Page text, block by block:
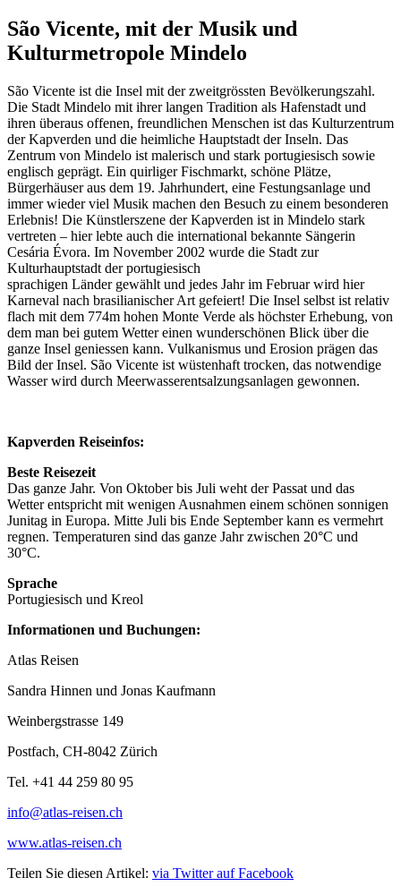
São Vicente, mit der Musik und
Kulturmetropole Mindelo
São Vicente ist die Insel mit der zweitgrössten Bevölkerungszahl.
Die Stadt Mindelo mit ihrer langen Tradition als Hafenstadt und
ihren überaus offenen, freundlichen Menschen ist das Kulturzentrum
der Kapverden und die heimliche Hauptstadt der Inseln. Das
Zentrum von Mindelo ist malerisch und stark portugiesisch sowie
englisch geprägt. Ein quirliger Fischmarkt, schöne Plätze,
Bürgerhäuser aus dem 19. Jahrhundert, eine Festungsanlage und
immer wieder viel Musik machen den Besuch zu einem besonderen
Erlebnis! Die Künstlerszene der Kapverden ist in Mindelo stark
vertreten – hier lebte auch die international bekannte Sängerin
Cesária Évora. Im November 2002 wurde die Stadt zur
Kulturhauptstadt der portugiesisch
sprachigen Länder gewählt und jedes Jahr im Februar wird hier
Karneval nach brasilianischer Art gefeiert! Die Insel selbst ist relativ
flach mit dem 774m hohen Monte Verde als höchster Erhebung, von
dem man bei gutem Wetter einen wunderschönen Blick über die
ganze Insel geniessen kann. Vulkanismus und Erosion prägen das
Bild der Insel. São Vicente ist wüstenhaft trocken, das notwendige
Wasser wird durch Meerwasserentsalzungsanlagen gewonnen.
Kapverden Reiseinfos:
Beste Reisezeit
Das ganze Jahr. Von Oktober bis Juli weht der Passat und das
Wetter entspricht mit wenigen Ausnahmen einem schönen sonnigen
Junitag in Europa. Mitte Juli bis Ende September kann es vermehrt
regnen. Temperaturen sind das ganze Jahr zwischen 20°C und
30°C.
Sprache
Portugiesisch und Kreol
Informationen und Buchungen:
Atlas Reisen
Sandra Hinnen und Jonas Kaufmann
Weinbergstrasse 149
Postfach, CH-8042 Zürich
Tel. +41 44 259 80 95
info@atlas-reisen.ch
www.atlas-reisen.ch
Teilen Sie diesen Artikel: via Twitter auf Facebook